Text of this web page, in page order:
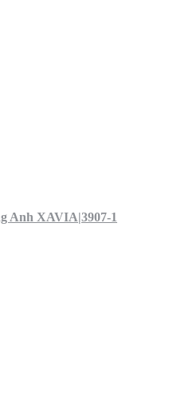
Anh XAVIA|3907-1